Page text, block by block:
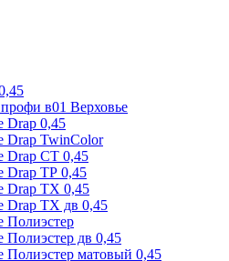
в01 Верховье
Drap 0,45
Drap TwinColor
Drap СТ 0,45
Drap ТР 0,45
Drap ТХ 0,45
Drap ТХ дв 0,45
Полиэстер
Полиэстер дв 0,45
Полиэстер матовый 0,45